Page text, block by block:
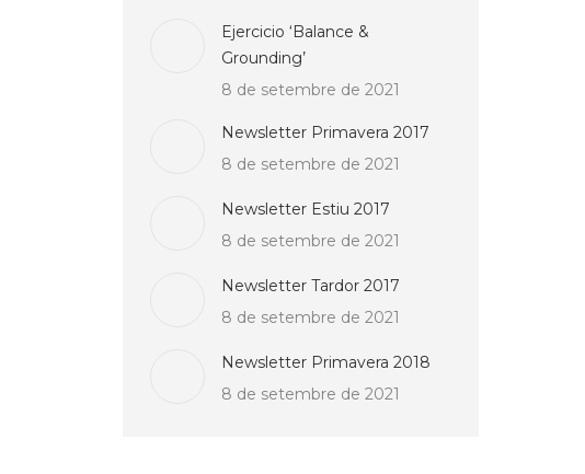
Ejercicio ‘Balance &
Grounding’
8 de setembre de 2021
Newsletter Primavera 2017
8 de setembre de 2021
Newsletter Estiu 2017
8 de setembre de 2021
Newsletter Tardor 2017
8 de setembre de 2021
Newsletter Primavera 2018
8 de setembre de 2021